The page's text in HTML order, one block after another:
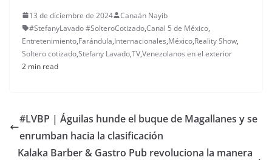
13 de diciembre de 2024
Canaán Nayib
#StefanyLavado #SolteroCotizado,Canal 5 de México,
Entretenimiento,Farándula,Internacionales,México,Reality Show,
Soltero cotizado,Stefany Lavado,TV,Venezolanos en el exterior
2 min read
#LVBP | Águilas hunde el buque de Magallanes y se
enrumban hacia la clasificación
Kalaka Barber & Gastro Pub revoluciona la manera